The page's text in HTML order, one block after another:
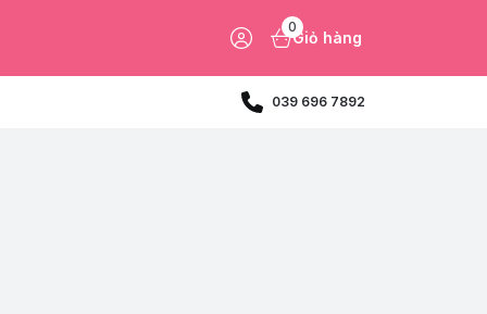
0
Giỏ hàng
039 696 7892